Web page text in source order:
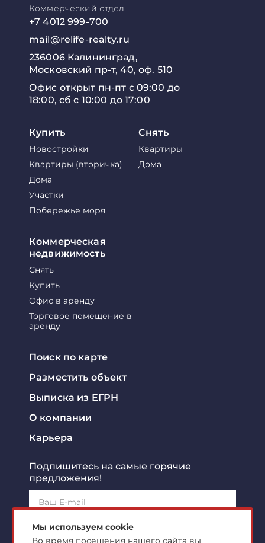
Коммерческий отдел
+7 4012 999-700
mail@relife-realty.ru
236006 Калининград,
Московский пр-т, 40, оф. 510
Офис открыт пн-пт с 09:00 до
18:00, сб с 10:00 до 17:00
Купить
Новостройки
Квартиры (вторичка)
Дома
Участки
Побережье моря
Снять
Квартиры
Дома
Коммерческая
недвижимость
Снять
Купить
Офис в аренду
Торговое помещение в
аренду
Поиск по карте
Разместить объект
Выписка из ЕГРН
О компании
Карьера
Подпишитесь на самые горячие
предложения!
Подписаться!
Мы используем cookie
Во время посещения нашего сайта вы